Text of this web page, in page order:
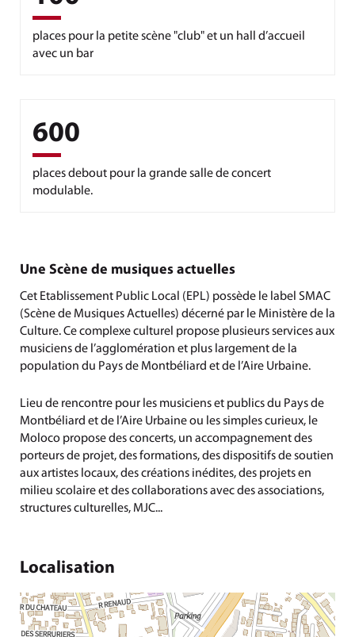
places pour la petite scène "club" et un hall d’accueil
avec un bar
600
places debout pour la grande salle de concert
modulable.
Une Scène de musiques actuelles
Cet Etablissement Public Local (EPL) possède le label SMAC
(Scène de Musiques Actuelles) décerné par le Ministère de la
Culture. Ce complexe culturel propose plusieurs services aux
musiciens de l’agglomération et plus largement de la
population du Pays de Montbéliard et de l’Aire Urbaine.
Lieu de rencontre pour les musiciens et publics du Pays de
Montbéliard et de l’Aire Urbaine ou les simples curieux, le
Moloco propose des concerts, un accompagnement des
porteurs de projet, des formations, des dispositifs de soutien
aux artistes locaux, des créations inédites, des projets en
milieu scolaire et des collaborations avec des associations,
structures culturelles, MJC...
Localisation